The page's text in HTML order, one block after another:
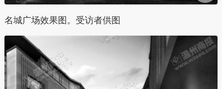
名城广场效果图。受访者供图